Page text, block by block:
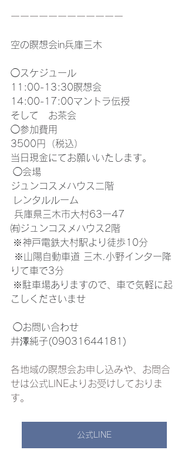
ーーーーーーーーーーーー
空の瞑想会in兵庫三木
◯スケジュール
11:00-13:30瞑想会
14:00-17:00マントラ伝授
そして　お茶会
◯参加費用
3500円（税込）
当日現金にてお願いいたします。
◯会場
ジュンコスメハウス二階
レンタルルーム
兵庫県三木市大村63ー47
㈲ジュンコスメハウス2階
※神戸電鉄大村駅より徒歩10分
※山陽自動車道 三木.小野インター降
りて車で3分
※駐車場ありますので、車で気軽に起
こしくださいませ
◯お問い合わせ
井澤純子(09031644181)
各地域の瞑想会お申し込みや、お問合
せは公式LINEよりお受けしておりま
す。
公式LINE